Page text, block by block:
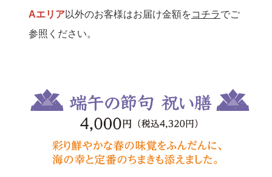
Aエリア以外のお客様はお届け金額をコチラでご
参照ください。